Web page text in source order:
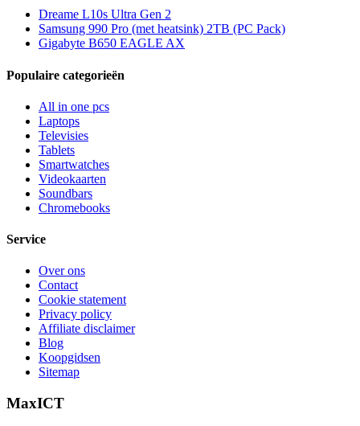
Dreame L10s Ultra Gen 2
Samsung 990 Pro (met heatsink) 2TB (PC Pack)
Gigabyte B650 EAGLE AX
Populaire categorieën
All in one pcs
Laptops
Televisies
Tablets
Smartwatches
Videokaarten
Soundbars
Chromebooks
Service
Over ons
Contact
Cookie statement
Privacy policy
Affiliate disclaimer
Blog
Koopgidsen
Sitemap
MaxICT